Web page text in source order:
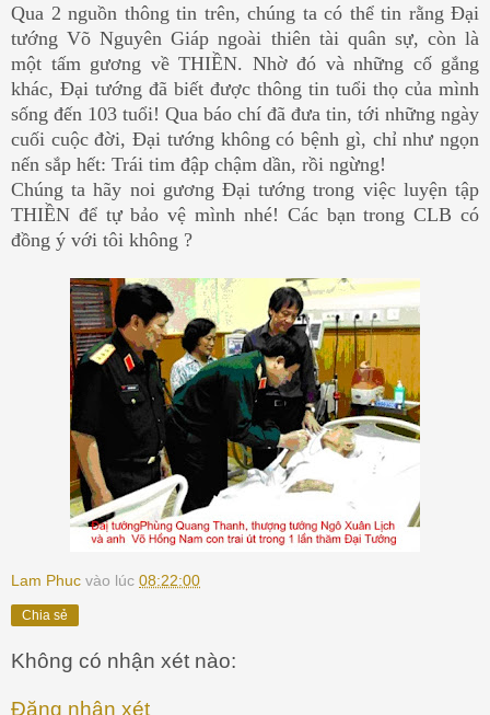
Qua 2 nguồn thông tin trên, chúng ta có thể tin rằng Đại
tướng Võ Nguyên Giáp ngoài thiên tài quân sự, còn là
một tấm gương về THIỀN. Nhờ đó và những cố gắng
khác, Đại tướng đã biết được thông tin tuổi thọ của mình
sống đến 103 tuổi! Qua báo chí đã đưa tin, tới những ngày
cuối cuộc đời, Đại tướng không có bệnh gì, chỉ như ngọn
nến sắp hết: Trái tim đập chậm dần, rồi ngừng!
Chúng ta hãy noi gương Đại tướng trong việc luyện tập
THIỀN để tự bảo vệ mình nhé! Các bạn trong CLB có
đồng ý với tôi không ?
Lam Phuc vào lúc 08:22:00
Chia sẻ
Không có nhận xét nào:
Đăng nhận xét